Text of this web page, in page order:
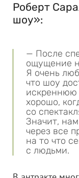
Роберт
шоу»:
— После
ощущение
Я очень
что шоу
искреннюю
хорошо,
со
Значит,
через все
на то что
с людьми.